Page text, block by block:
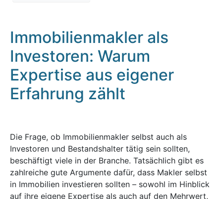
Immobilienmakler als
Investoren: Warum
Expertise aus eigener
Erfahrung zählt
Die Frage, ob Immobilienmakler selbst auch als
Investoren und Bestandshalter tätig sein sollten,
beschäftigt viele in der Branche. Tatsächlich gibt es
zahlreiche gute Argumente dafür, dass Makler selbst
in Immobilien investieren sollten – sowohl im Hinblick
auf ihre eigene Expertise als auch auf den Mehrwert,